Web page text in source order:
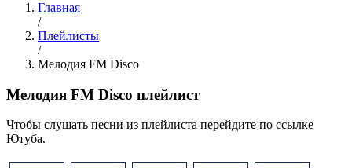
Главная
/
Плейлисты
/
Мелодия FM Disco
Мелодия FM Disco плейлист
Чтобы слушать песни из плейлиста перейдите по ссылке
Ютуба.